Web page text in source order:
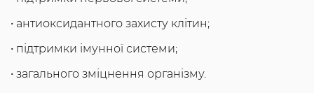
• антиоксидантного захисту клітин;
• підтримки імунної системи;
• загального зміцнення організму.